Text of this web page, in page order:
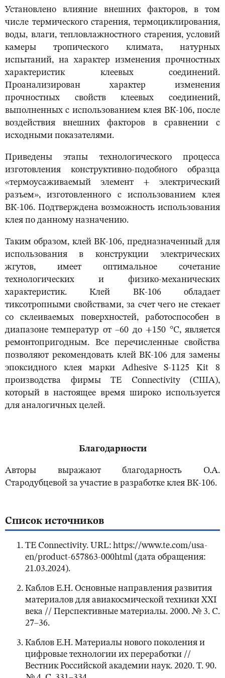
Установлено влияние внешних факторов, в том
числе термического старения, термоциклирования,
воды, влаги, тепловлажностного старения, условий
камеры тропического климата, натурных
испытаний, на характер изменения прочностных
характеристик клеевых соединений.
Проанализирован характер изменения
прочностных свойств клеевых соединений,
выполненных с использованием клея ВК-106, после
воздействия внешних факторов в сравнении с
исходными показателями.
Приведены этапы технологического процесса
изготовления конструктивно-подобного образца
«термоусаживаемый элемент + электрический
разъем», изготовленного с использованием клея
ВК-106. Подтверждена возможность использования
клея по данному назначению.
Таким образом, клей ВК-106, предназначенный для
использования в конструкции электрических
жгутов, имеет оптимальное сочетание
технологических и физико-механических
характеристик. Клей ВК-106 обладает
тиксотропными свойствами, за счет чего не стекает
со склеиваемых поверхностей, работоспособен в
диапазоне температур от –60 до +150 °С, является
ремонтопригодным. Все перечисленные свойства
позволяют рекомендовать клей ВК-106 для замены
эпоксидного клея марки Adhesive S-1125 Kit 8
производства фирмы TE Connectivity (США),
который в настоящее время широко используется
для аналогичных целей.
Благодарности
Авторы выражают благодарность О.А.
Стародубцевой за участие в разработке клея ВК-106.
Список источников
TE Connectivity. URL: https://www.te.com/usa-
en/product-657863-000html (дата обращения:
21.03.2024).
Каблов Е.Н. Основные направления развития
материалов для авиакосмической техники XXI
века // Перспективные материалы. 2000. № 3. С.
27–36.
Каблов Е.Н. Материалы нового поколения и
цифровые технологии их переработки //
Вестник Российской академии наук. 2020. Т. 90.